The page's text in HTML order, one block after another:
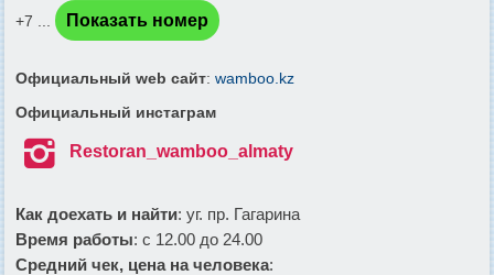
+7 ...
Показать номер
Официальный web сайт: wamboo.kz
Официальный инстаграм
 Restoran_wamboo_almaty
Как доехать и найти: уг. пр. Гагарина
Время работы: с 12.00 до 24.00
Средний чек, цена на человека: